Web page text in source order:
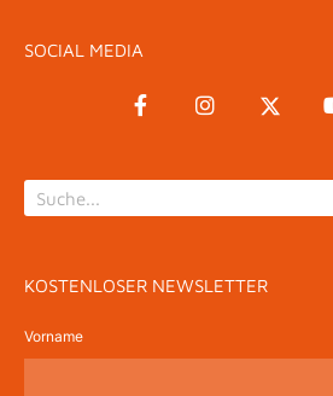
SOCIAL MEDIA
KOSTENLOSER NEWSLETTER
Vorname